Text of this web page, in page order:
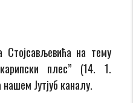
на тему
плес” (14. 1.
Јутјуб каналу.